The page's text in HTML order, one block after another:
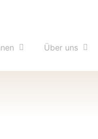
Über uns